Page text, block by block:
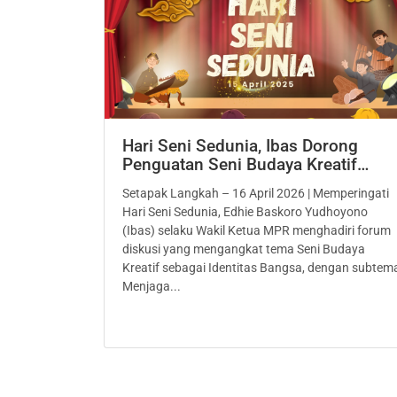
Hari Seni Sedunia, Ibas Dorong
Penguatan Seni Budaya Kreatif…
Setapak Langkah – 16 April 2026 | Memperingati
Hari Seni Sedunia, Edhie Baskoro Yudhoyono
(Ibas) selaku Wakil Ketua MPR menghadiri forum
diskusi yang mengangkat tema Seni Budaya
Kreatif sebagai Identitas Bangsa, dengan
Menjaga...